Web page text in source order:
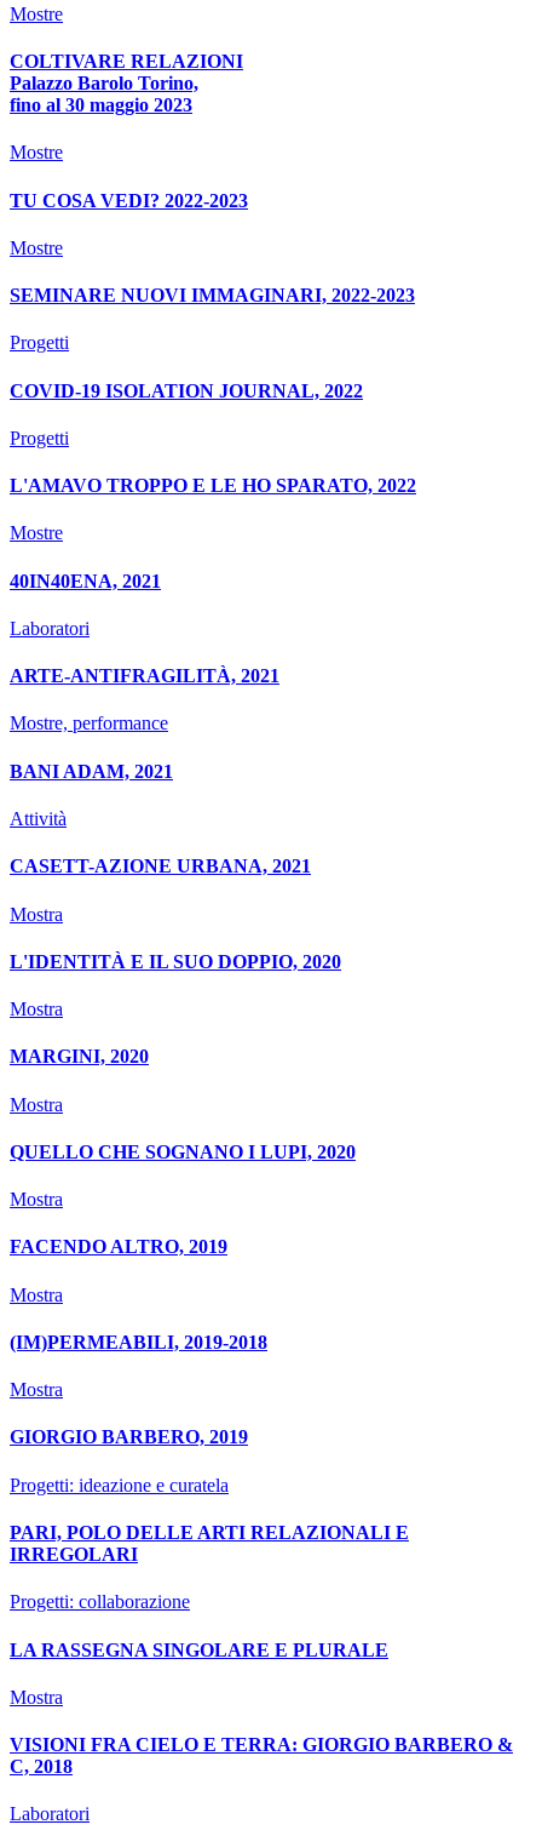
Mostre
COLTIVARE RELAZIONI
Palazzo Barolo Torino,
fino al 30 maggio 2023
Mostre
TU COSA VEDI? 2022-2023
Mostre
SEMINARE NUOVI IMMAGINARI, 2022-2023
Progetti
COVID-19 ISOLATION JOURNAL, 2022
Progetti
L'AMAVO TROPPO E LE HO SPARATO, 2022
Mostre
40IN40ENA, 2021
Laboratori
ARTE-ANTIFRAGILITÀ, 2021
Mostre, performance
BANI ADAM, 2021
Attività
CASETT-AZIONE URBANA, 2021
Mostra
L'IDENTITÀ E IL SUO DOPPIO, 2020
Mostra
MARGINI, 2020
Mostra
QUELLO CHE SOGNANO I LUPI, 2020
Mostra
FACENDO ALTRO, 2019
Mostra
(IM)PERMEABILI, 2019-2018
Mostra
GIORGIO BARBERO, 2019
Progetti: ideazione e curatela
PARI, POLO DELLE ARTI RELAZIONALI E
IRREGOLARI
Progetti: collaborazione
LA RASSEGNA SINGOLARE E PLURALE
Mostra
VISIONI FRA CIELO E TERRA: GIORGIO BARBERO &
C, 2018
Laboratori